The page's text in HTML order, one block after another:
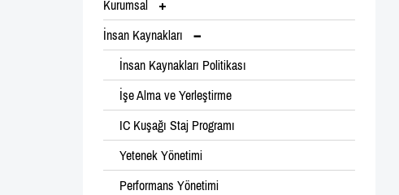
Kurumsal
İnsan Kaynakları
İnsan Kaynakları Politikası
İşe Alma ve Yerleştirme
IC Kuşağı Staj Programı
Yetenek Yönetimi
Performans Yönetimi